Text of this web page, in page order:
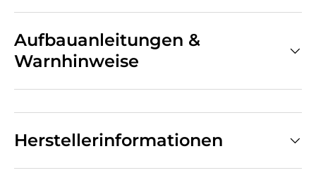
Aufbauanleitungen &
Warnhinweise
Herstellerinformationen